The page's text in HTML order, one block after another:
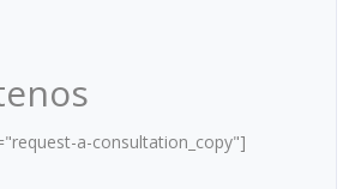
a-consultation_copy"]